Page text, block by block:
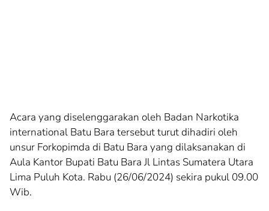
Acara yang diselenggarakan oleh Badan Narkotika
international Batu Bara tersebut turut dihadiri oleh
unsur Forkopimda di Batu Bara yang dilaksanakan di
Aula Kantor Bupati Batu Bara Jl Lintas Sumatera Utara
Lima Puluh Kota. Rabu (26/06/2024) sekira pukul 09.00
Wib.